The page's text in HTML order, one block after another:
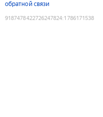
обратной связи
9187478422726247824:1786171538